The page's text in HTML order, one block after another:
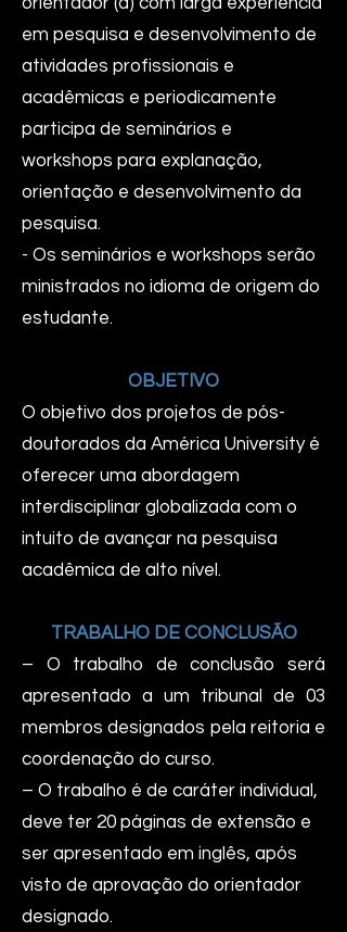
em pesquisa e desenvolvimento de
atividades profissionais e
acadêmicas e periodicamente
participa de seminários e
workshops para explanação,
orientação e desenvolvimento da
pesquisa.
- Os seminários e workshops serão
ministrados no idioma de origem do
estudante.
OBJETIVO
O objetivo dos projetos de pós-
doutorados da América University é
oferecer uma abordagem
interdisciplinar globalizada com o
intuito de avançar na pesquisa
acadêmica de alto nível.
TRABALHO DE CONCLUSÃO
– O trabalho de conclusão será
apresentado a um tribunal de 03
membros designados pela reitoria e
coordenação do curso.
– O trabalho é de caráter individual,
deve ter 20 páginas de extensão e
ser apresentado em inglês, após
visto de aprovação do orientador
designado.